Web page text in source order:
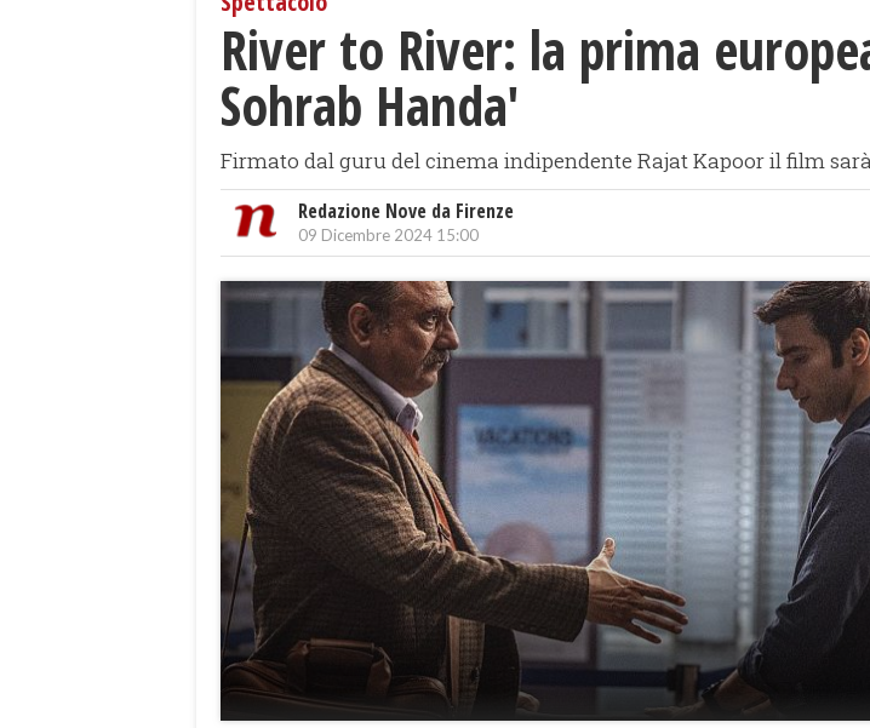
River to River: la prima
Sohrab Handa'
Firmato dal guru del cinema indipendente Rajat Kapoor il film
Redazione Nove da Firenze
09 Dicembre 2024 15:00